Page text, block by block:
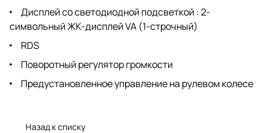
Дисплей со светодиодной подсветкой : 2-
символьный ЖК-дисплей VA (1-строчный)
RDS
Поворотный регулятор громкости
Предустановленное управление на рулевом колесе
Назад к списку